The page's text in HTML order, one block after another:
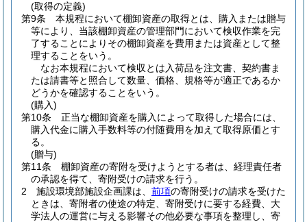
(取得の定義)
第9条
本規程において棚卸資産の取得とは、購入または贈与
等により、当該棚卸資産の管理部門において検収作業を完
了することによりその棚卸資産を費用または資産として整
理することをいう。
なお本規程において検収とは入荷品を注文書、契約書ま
たは請書等と照合して数量、価格、規格等が適正であるか
どうかを確認することをいう。
(購入)
第10条
正当な棚卸資産を購入によって取得した場合には、
購入代金に購入手数料等の付随費用を加えて取得原価とす
る。
(贈与)
第11条
棚卸資産の寄附を受けようとする者は、経理責任者
の承認を得て、寄附受けの請求を行う。
2
施設環境部施設企画課は、 前項の寄附受けの請求を受けた
ときは、寄附者の使途の特定、寄附受けに要する経費、大
学法人の運営に与える影響その他必要な事項を整理し、寄